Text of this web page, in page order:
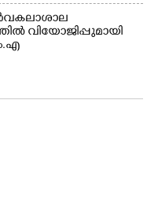
വിയോജിപ്പുമായി